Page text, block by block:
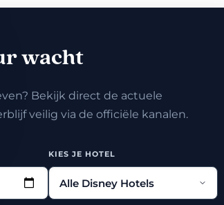
wacht
Bekijk direct de actuele
veilig via de officiële kanalen.
KIES JE HOTEL